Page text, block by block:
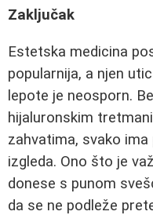
Zaključak
Estetska medicina
popularnija, a njen
lepote je neosporn.
hijaluronskim
zahvatima, svako
izgleda. Ono što je
donese s punom
da se ne podleže